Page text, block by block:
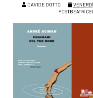
DAVIDE DOTTO